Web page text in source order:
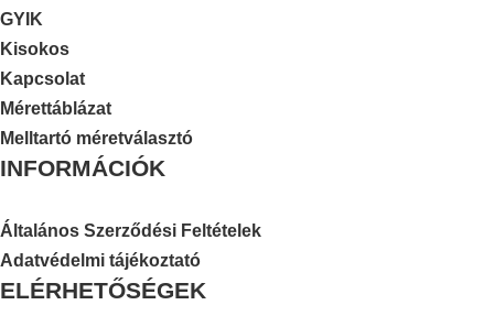
GYIK
Kisokos
Kapcsolat
Mérettáblázat
Melltartó méretválasztó
INFORMÁCIÓK
Általános Szerződési Feltételek
Adatvédelmi tájékoztató
ELÉRHETŐSÉGEK